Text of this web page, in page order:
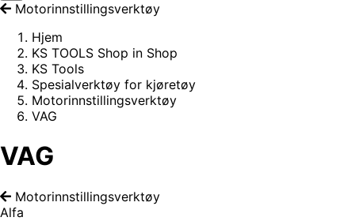
Motorinnstillingsverktøy
Hjem
KS TOOLS Shop in Shop
KS Tools
Spesialverktøy for kjøretøy
Motorinnstillingsverktøy
VAG
VAG
Motorinnstillingsverktøy
Alfa